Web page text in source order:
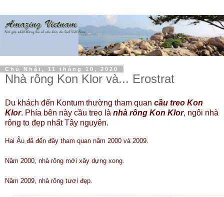
Chủ Nhật, 11 tháng 10, 2020
Nhà rông Kon Klor và... Erostrat
Du khách đến Kontum thường tham quan cầu treo Kon
Klor. Phía bên này cầu treo là nhà rông Kon Klor, ngôi nhà
rông to đẹp nhất Tây nguyên.
Hai Ẩu đã đến đây tham quan năm 2000 và 2009.
Năm 2000, nhà rông mới xây dựng xong.
Năm 2009, nhà rông tươi đẹp.